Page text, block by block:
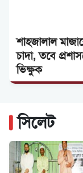
ফ্লাইট
গজারিয়ায়
যুক্তরাষ্ট্রে
২০২৭
শাহজালাল
চাদা, তবে
ভিক্ষুক
সিলেট